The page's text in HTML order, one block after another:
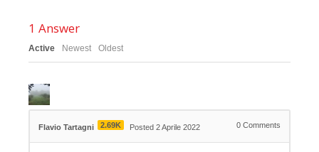
1 Answer
Active Newest Oldest
Flavio Tartagni 2.69K Posted 2 Aprile 2022 0 Comments